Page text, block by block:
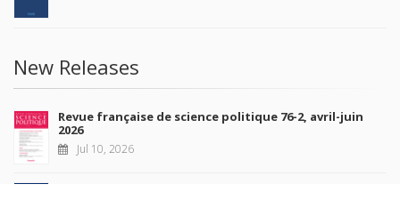
New Releases
Revue française de science politique 76-2, avril-juin
2026
Jul 10, 2026